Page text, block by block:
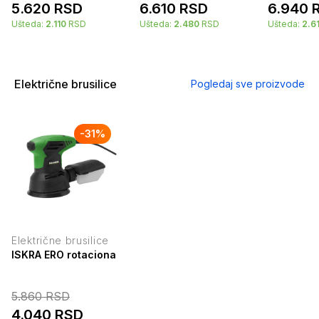
5.620 RSD
Ušteda: 2.110 RSD
6.610 RSD
Ušteda: 2.480 RSD
6.940
Ušteda:
Električne brusilice Pogledaj sve proizvode
-31%
Električne brusilice
ISKRA ERO rotaciona ekscentrična brusilica 240W IE-AJ8-
5.860RSD
4.040 RSD